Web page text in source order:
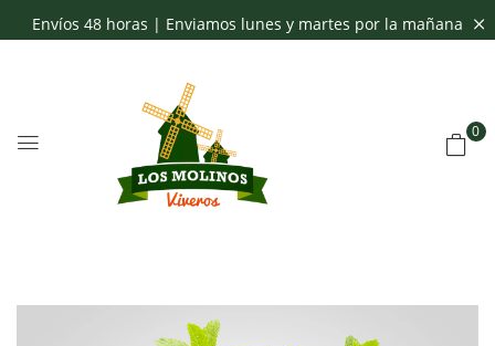
Envíos 48 horas | Enviamos lunes y martes por la mañana
0